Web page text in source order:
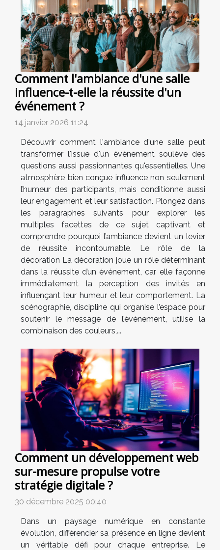
Comment l'ambiance d'une salle
influence-t-elle la réussite d'un
événement ?
14 janvier 2026 11:24
Découvrir comment l'ambiance d'une salle peut
transformer l'issue d'un événement soulève des
questions aussi passionnantes qu'essentielles. Une
atmosphère bien conçue influence non seulement
l’humeur des participants, mais conditionne aussi
leur engagement et leur satisfaction. Plongez dans
les paragraphes suivants pour explorer les
multiples facettes de ce sujet captivant et
comprendre pourquoi l’ambiance devient un levier
de réussite incontournable. Le rôle de la
décoration La décoration joue un rôle déterminant
dans la réussite d’un événement, car elle façonne
immédiatement la perception des invités en
influençant leur humeur et leur comportement. La
scénographie, discipline qui organise l’espace pour
soutenir le message de l’événement, utilise la
combinaison des couleurs,...
Comment un développement web
sur-mesure propulse votre
stratégie digitale ?
30 décembre 2025 00:40
Dans un paysage numérique en constante
évolution, différencier sa présence en ligne devient
un véritable défi pour chaque entreprise. Le